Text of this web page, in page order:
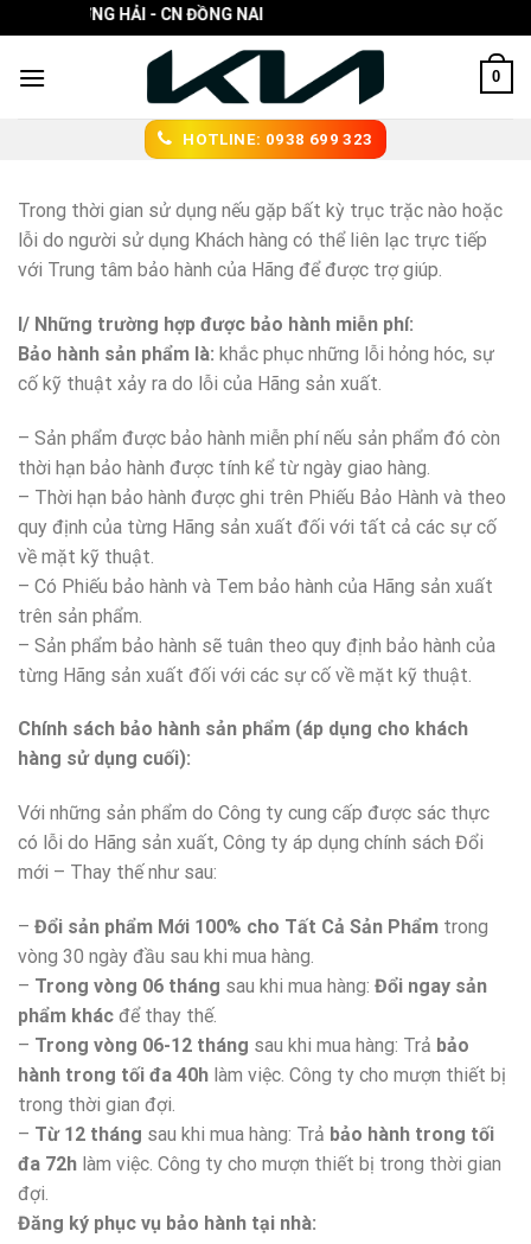
to
content
TRƯỜNG HẢI - CN ĐỒNG NAI
0
HOTLINE: 0938 699 323
Trong thời gian sử dụng nếu gặp bất kỳ trục trặc nào hoặc
lỗi do người sử dụng Khách hàng có thể liên lạc trực tiếp
với Trung tâm bảo hành của Hãng để được trợ giúp.
I/ Những trường hợp được bảo hành miễn phí:
Bảo hành sản phẩm là: khắc phục những lỗi hỏng hóc, sự
cố kỹ thuật xảy ra do lỗi của Hãng sản xuất.
– Sản phẩm được bảo hành miễn phí nếu sản phẩm đó còn
thời hạn bảo hành được tính kể từ ngày giao hàng.
– Thời hạn bảo hành được ghi trên Phiếu Bảo Hành và theo
quy định của từng Hãng sản xuất đối với tất cả các sự cố
về mặt kỹ thuật.
– Có Phiếu bảo hành và Tem bảo hành của Hãng sản xuất
trên sản phẩm.
– Sản phẩm bảo hành sẽ tuân theo quy định bảo hành của
từng Hãng sản xuất đối với các sự cố về mặt kỹ thuật.
Chính sách bảo hành sản phẩm (áp dụng cho khách
hàng sử dụng cuối):
Với những sản phẩm do Công ty cung cấp được sác thực
có lỗi do Hãng sản xuất, Công ty áp dụng chính sách Đổi
mới – Thay thế như sau:
– Đổi sản phẩm Mới 100% cho Tất Cả Sản Phẩm trong
vòng 30 ngày đầu sau khi mua hàng.
– Trong vòng 06 tháng sau khi mua hàng: Đổi ngay sản
phẩm khác để thay thế.
– Trong vòng 06-12 tháng sau khi mua hàng: Trả bảo
hành trong tối đa 40h làm việc. Công ty cho mượn thiết bị
trong thời gian đợi.
– Từ 12 tháng sau khi mua hàng: Trả bảo hành trong tối
đa 72h làm việc. Công ty cho mượn thiết bị trong thời gian
đợi.
Đăng ký phục vụ bảo hành tại nhà: